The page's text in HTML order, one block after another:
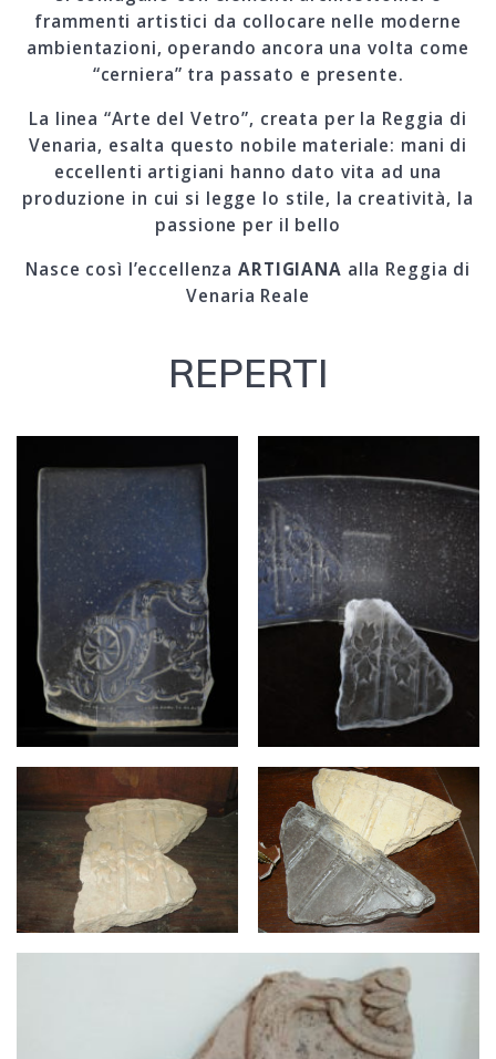
frammenti artistici da collocare nelle moderne
ambientazioni, operando ancora una volta come
“cerniera” tra passato e presente.
La linea “Arte del Vetro”, creata per la Reggia di
Venaria, esalta questo nobile materiale: mani di
eccellenti artigiani hanno dato vita ad una
produzione in cui si legge lo stile, la creatività, la
passione per il bello
Nasce così l’eccellenza ARTIGIANA alla Reggia di
Venaria Reale
REPERTI